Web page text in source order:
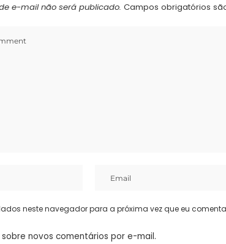
e-mail não será publicado. Campos obrigatórios
neste navegador para a próxima vez que eu
novos comentários por e-mail.